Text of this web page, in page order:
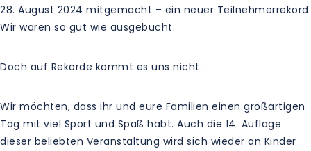
28. August 2024 mitgemacht – ein neuer Teilnehmerrekord.
Wir waren so gut wie ausgebucht.
Doch auf Rekorde kommt es uns nicht.
Wir möchten, dass ihr und eure Familien einen großartigen
Tag mit viel Sport und Spaß habt. Auch die 14. Auflage
dieser beliebten Veranstaltung wird sich wieder an Kinder